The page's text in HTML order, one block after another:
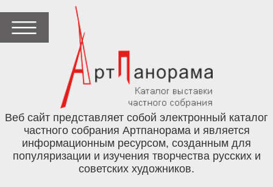
Веб сайт представляет собой электронный каталог
частного собрания Артпанорама и является
информационным ресурсом, созданным для
популяризации и изучения творчества русских и
советских художников.